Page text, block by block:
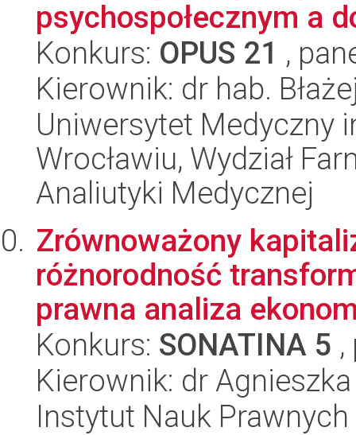
psychospołecznym a
Konkurs: OPUS 21 ,
Kierownik: dr hab.
Uniwersytet Medyczny
Wrocławiu, Wydział
Analiutyki Medycznej
Zrównoważony
różnorodność
prawna analiza
Konkurs: SONATINA 5
Kierownik: dr
Instytut Nauk Prawnych